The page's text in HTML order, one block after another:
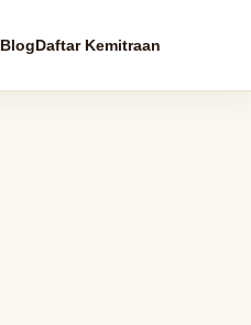
BlogDaftar Kemitraan